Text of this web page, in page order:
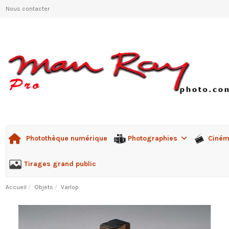
Nous contacter
Photothèque numérique Photographies
Tirages grand public
Accueil Objets Varlop